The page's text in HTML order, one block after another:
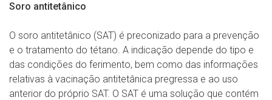
Soro antitetânico
O soro antitetânico (SAT) é preconizado para a prevenção
e o tratamento do tétano. A indicação depende do tipo e
das condições do ferimento, bem como das informações
relativas à vacinação antitetânica pregressa e ao uso
anterior do próprio SAT. O SAT é uma solução que contém